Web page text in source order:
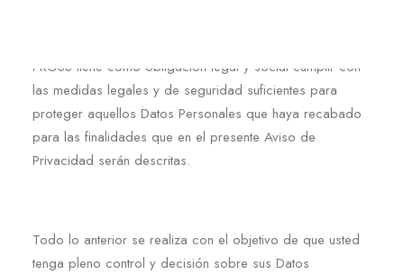
PROSS tiene como obligación legal y social cumplir con
las medidas legales y de seguridad suficientes para
proteger aquellos Datos Personales que haya recabado
para las finalidades que en el presente Aviso de
Privacidad serán descritas.
Todo lo anterior se realiza con el objetivo de que usted
tenga pleno control y decisión sobre sus Datos